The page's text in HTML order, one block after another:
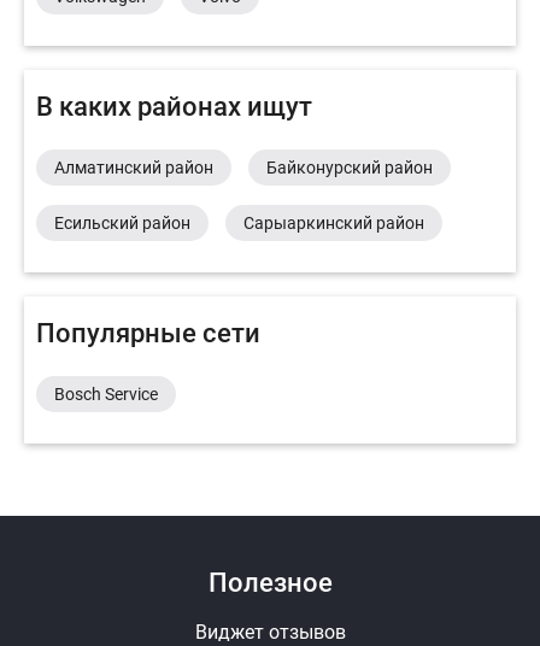
В каких районах ищут
Алматинский район Байконурский район
Есильский район Сарыаркинский район
Популярные сети
Bosch Service
Полезное
Виджет отзывов